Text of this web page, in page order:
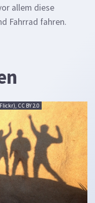
allem diese
Fahrrad fahren.
CC BY 2.0